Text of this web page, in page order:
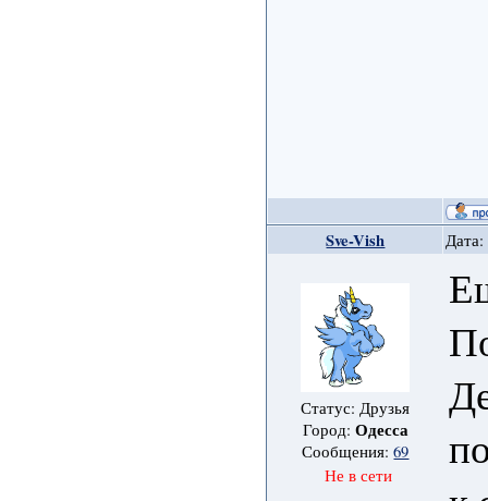
Sve-Vish
Статус: Друзья
Город: Одесса
Сообщения:69
Не в сети